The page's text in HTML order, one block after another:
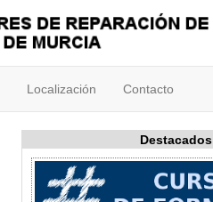
Localización Contacto
Destacados